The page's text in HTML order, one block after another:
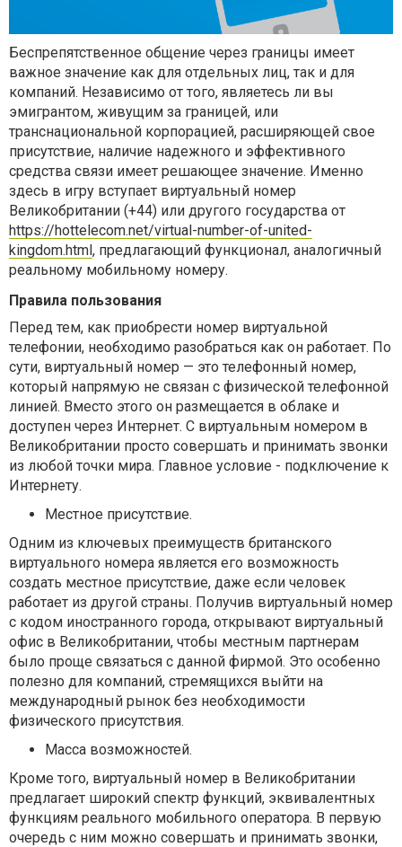
Беспрепятственное общение через границы имеет
важное значение как для отдельных лиц, так и для
компаний. Независимо от того, являетесь ли вы
эмигрантом, живущим за границей, или
транснациональной корпорацией, расширяющей свое
присутствие, наличие надежного и эффективного
средства связи имеет решающее значение. Именно
здесь в игру вступает виртуальный номер
Великобритании (+44) или другого государства от
https://hottelecom.net/virtual-number-of-united-
kingdom.html, предлагающий функционал, аналогичный
реальному мобильному номеру.
Правила пользования
Перед тем, как приобрести номер виртуальной
телефонии, необходимо разобраться как он работает. По
сути, виртуальный номер — это телефонный номер,
который напрямую не связан с физической телефонной
линией. Вместо этого он размещается в облаке и
доступен через Интернет. С виртуальным номером в
Великобритании просто совершать и принимать звонки
из любой точки мира. Главное условие - подключение к
Интернету.
Местное присутствие.
Одним из ключевых преимуществ британского
виртуального номера является его возможность
создать местное присутствие, даже если человек
работает из другой страны. Получив виртуальный номер
с кодом иностранного города, открывают виртуальный
офис в Великобритании, чтобы местным партнерам
было проще связаться с данной фирмой. Это особенно
полезно для компаний, стремящихся выйти на
международный рынок без необходимости
физического присутствия.
Масса возможностей.
Кроме того, виртуальный номер в Великобритании
предлагает широкий спектр функций, эквивалентных
функциям реального мобильного оператора. В первую
очередь с ним можно совершать и принимать звонки,